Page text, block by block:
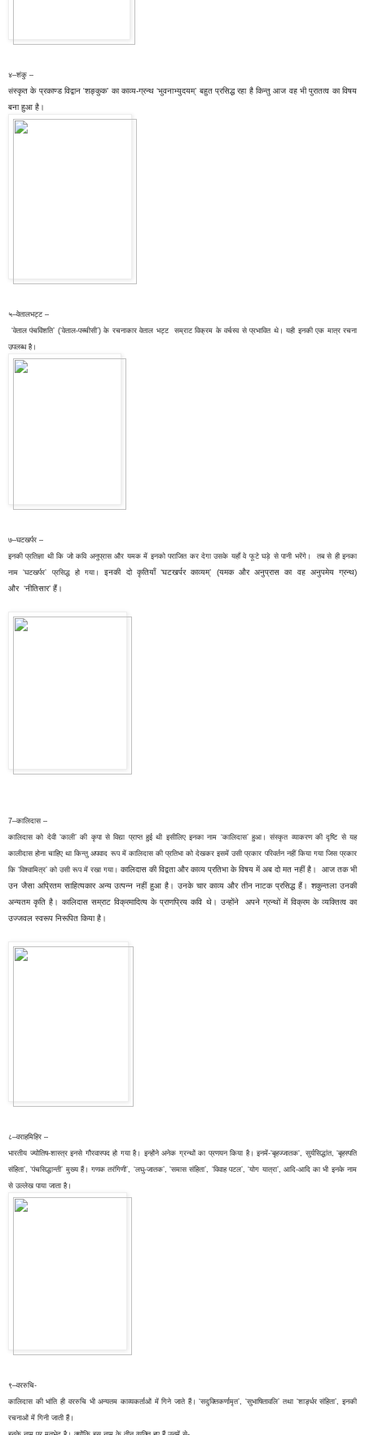
४–शंकु –
संस्कृत के प्रकाण्ड विद्वान 'शङ्कुक’ काकाव्य-ग्रन्थ ‘भुवनाभ्युदयम्’ बहुत प्रसिद्ध रहा है किन्तु आज वह भी पुरातत्व का विषय
बना हुआ है।
५–वेतालभट्ट –
‘वेताल पंचविंशति’ (‘वेताल-पच्चीसी’) के रचनाकार वेताल भट्ट सम्राट विक्रम के वर्चस्व से प्रभावित थे। यही इनकी एक मात्र रचना
उपलब्ध है।
७–घटखर्पर –
इनकी प्रतिज्ञा थी कि जो कवि अनुप्रास और यमक में इनको पराजित कर देगा उसके यहाँ वे फूटे घड़े से पानी भरेंगे। तब से ही इनका
नाम ‘घटखर्पर’ प्रसिद्ध हो गया।इनकी दो कृतियाँ ‘घटखर्पर काव्यम्’ (यमक और अनुप्रास का वह अनुपमेय ग्रन्थ)
और ‘नीतिसार’ हैं।
7–कालिदास –
कालिदास को देवी ‘काली’ की कृपा से विद्या प्राप्त हुई थी इसीलिए इनका नाम ‘कालिदास’ हुआ। संस्कृत व्याकरण की दृष्टि से यह
कालीदास होना चाहिए था किन्तु अपवाद रूप में कालिदास की प्रतिभा को देखकर इसमें उसी प्रकार परिवर्तन नहीं किया गया जिस प्रकार
कि ‘विश्वामित्र’ को उसी रूप में रखा गया। कालिदास की विद्वता और काव्य प्रतिभा के विषय में अब दो मत नहीं है। आज तक भी
उन जैसा अप्रितम साहित्यकार अन्य उत्पन्न नहीं हुआ है। उनके चार काव्य और तीन नाटक प्रसिद्ध हैं। शकुन्तला उनकी
अन्यतम कृति है।कालिदास सम्राट विक्रमादित्य के प्राणप्रिय कवि थे। उन्होंने अपने ग्रन्थों में विक्रम के व्यक्तित्व का
उज्जवल स्वरूप निरूपित किया है।
८–वराहमिहिर –
भारतीय ज्योतिष-शास्त्र इनसे गौरवास्पद हो गया है। इन्होंने अनेक ग्रन्थों का प्रणयन किया है। इनमें-‘बृहज्जातक‘, सुर्यसिद्धांत, ‘बृहस्पति
संहिता’, ‘पंचसिद्धान्ती’ मुख्य हैं। गणक तरंगिणी’, ‘लघु-जातक’, ‘समास संहिता’, ‘विवाह पटल’, ‘योग यात्रा’, आदि-आदि का भी इनके नाम
से उल्लेख पाया जाता है।
९–वररुचि-
कालिदास की भांति ही वररुचि भी अन्यतम काव्यकर्ताओं में गिने जाते हैं। ‘सदुक्तिकर्णामृत’, ‘सुभाषितावलि’ तथा ‘शार्ङ्धर संहिता’, इनकी
रचनाओं में गिनी जाती हैं।